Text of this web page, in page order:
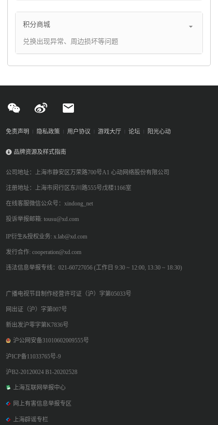
积分商城
兑换出现异常、周边损坏等问题
免责声明 隐私政策 用户协议 游戏大厅 论坛 阳光心动
品牌资源及样式指南
公司地址：上海市静安区万荣路700号A1 心动网络股份有限公司
注册地址：上海市闵行区东川路555号戊楼1166室
在线客服微信公众号：xindong_net
投诉举报邮箱: tousu@xd.com
IP衍生&授权业务: x.lab@xd.com
发行合作: cooperation@xd.com
违法信息举报专线：021-60727056 (工作日 9:30 ~ 12:00, 13:30 ~ 18:30)
广播电视节目制作经营许可证（沪）字第05033号
网出证（沪）字第007号
新出发沪零字第K7836号
沪公网安备31010602009555号
沪ICP备11033765号-9
沪B2-20120024 B1-20202528
上海互联网举报中心
网上有害信息举报专区
上海辟谣专栏